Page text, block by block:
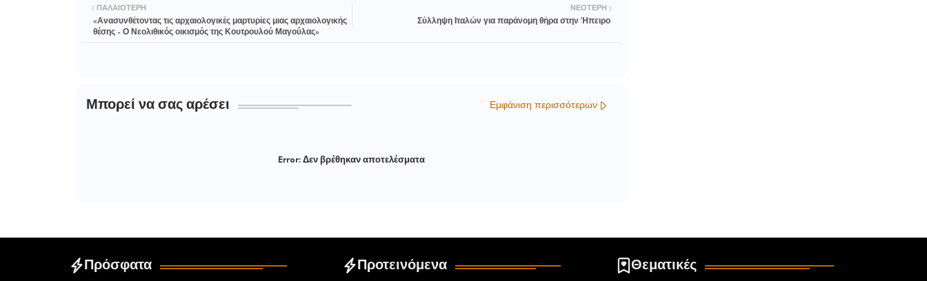
ΝΕΌΤΕΡΗ
Σύλληψη Ιταλών για παράνομη θήρα στην Ήπειρο
ΠΑΛΑΙΌΤΕΡΗ
«Ανασυνθέτοντας τις αρχαιολογικές μαρτυρίες μιας αρχαιολογικής
θέσης - Ο Νεολιθικός οικισμός της Κουτρουλού Μαγούλας»
Μπορεί να σας αρέσει Εμφάνιση περισσότερων
Error: Δεν βρέθηκαν αποτελέσματα
Πρόσφατα Προτεινόμενα Θεματικές